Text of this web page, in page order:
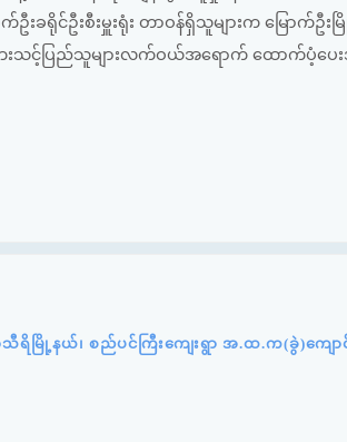
က်ဦးခရိုင်ဦးစီးမှူးရုံး တာဝန်ရှိသူများက မြောက်ဦး
းသင့်ပြည်သူများလက်ဝယ်အရောက် ထောက်ပံ့ပေ
သီရိမြို့နယ်၊ စည်ပင်ကြီးကျေးရွာ အ.ထ.က(ခွဲ)ကျော